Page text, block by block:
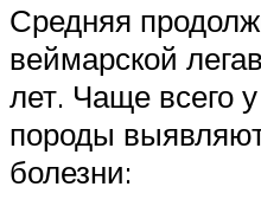
Средняя
веймарской
лет. Чаще всего
породы
болезни: